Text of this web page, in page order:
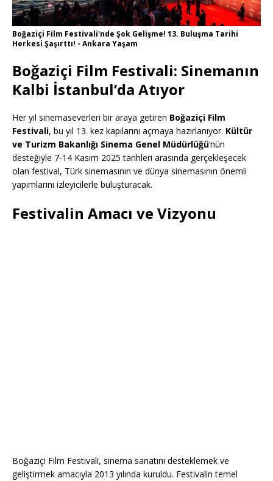
Boğaziçi Film Festivali'nde Şok Gelişme! 13. Buluşma Tarihi
Herkesi Şaşırttı! - Ankara Yaşam
Boğaziçi Film Festivali: Sinemanın
Kalbi İstanbul’da Atıyor
Her yıl sinemaseverleri bir araya getiren Boğaziçi Film
Festivali, bu yıl 13. kez kapılarını açmaya hazırlanıyor. Kültür
ve Turizm Bakanlığı Sinema Genel Müdürlüğü‘nün
desteğiyle 7-14 Kasım 2025 tarihleri arasında gerçekleşecek
olan festival, Türk sinemasının ve dünya sinemasının önemli
yapımlarını izleyicilerle buluşturacak.
Festivalin Amacı ve Vizyonu
Boğaziçi Film Festivali, sinema sanatını desteklemek ve
geliştirmek amacıyla 2013 yılında kuruldu. Festivalin temel